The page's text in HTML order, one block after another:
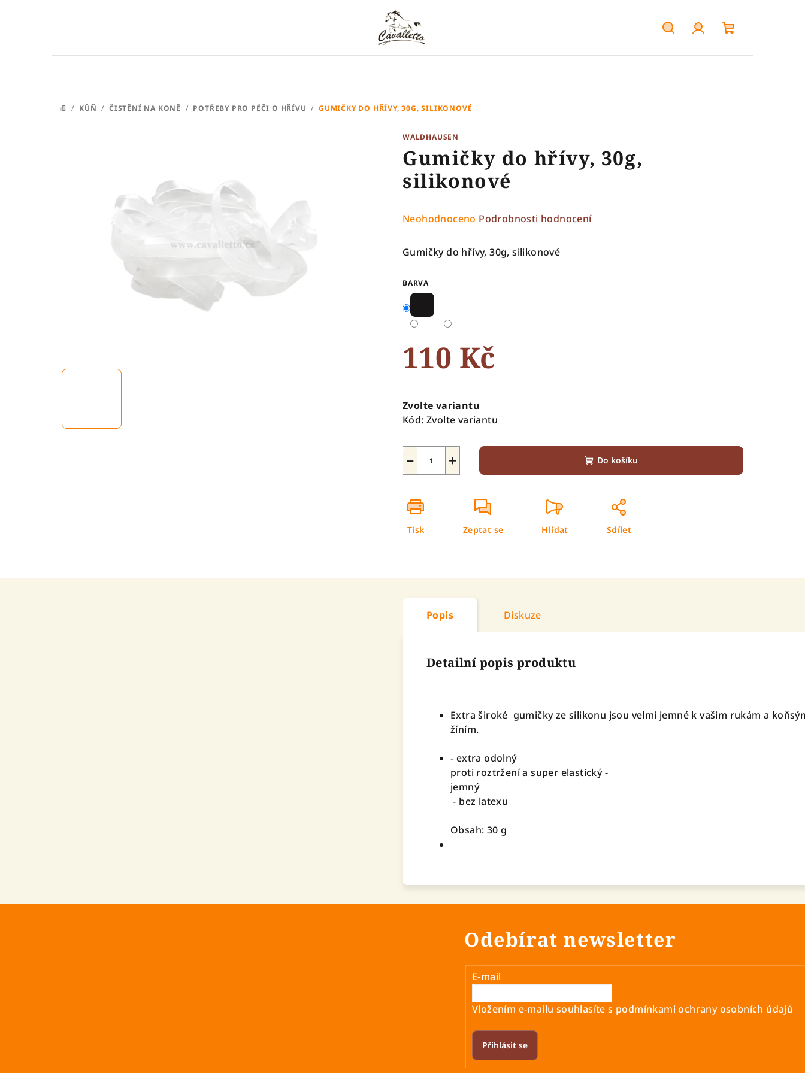
košík
DOMŮ
/ KŮŇ / ČISTĚNÍ NA KONĚ / POTŘEBY PRO PÉČI O HŘÍVU / GUMIČKY DO HŘÍVY, 30G, SILIKONOVÉ
WALDHAUSEN
Gumičky do hřívy, 30g,
silikonové
Průměrné
produktu
z
5
hvězdiček.
Neohodnoceno Podrobnosti hodnocení
Gumičky do hřívy, 30g, silikonové
BARVA
110 Kč
cena:
Zvolte variantu
Kód: Zvolte variantu
+
− Do košíku
Tisk Zeptat se Hlídat Sdílet
Popis Diskuze
Detailní popis produktu
Extra široké gumičky ze silikonu jsou velmi jemné k vašim rukám a
žíním.
- extra odolný
proti roztržení a super elastický -
jemný
- bez latexu
Obsah: 30 g
Odebírat newsletter
E-mail
Vložením e-mailu souhlasíte s podmínkami ochrany osobních údajů
Přihlásit se